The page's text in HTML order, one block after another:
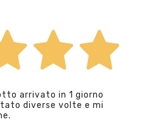
arrivato in 1 giorno
diverse volte e mi